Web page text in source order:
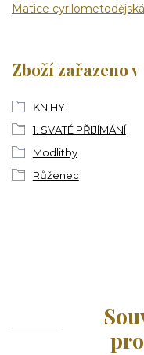
Matice cyrilometodějská
Zboží zařazeno
KNIHY
1. SVATÉ PŘIJÍMÁNÍ
Modlitby
Růženec